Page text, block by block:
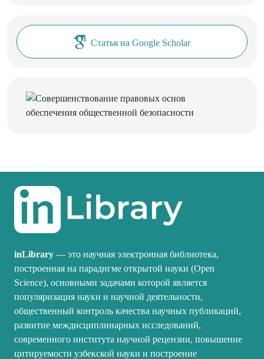
Статья на Google Scholar
inLibrary — это научная электронная библиотека,
построенная на парадигме открытой науки (Open
Science), основными задачами которой является
популяризация науки и научной деятельности,
общественный контроль качества научных публикаций,
развитие междисциплинарных исследований,
современного института научной рецензии, повышение
цитируемости узбекской науки и построение